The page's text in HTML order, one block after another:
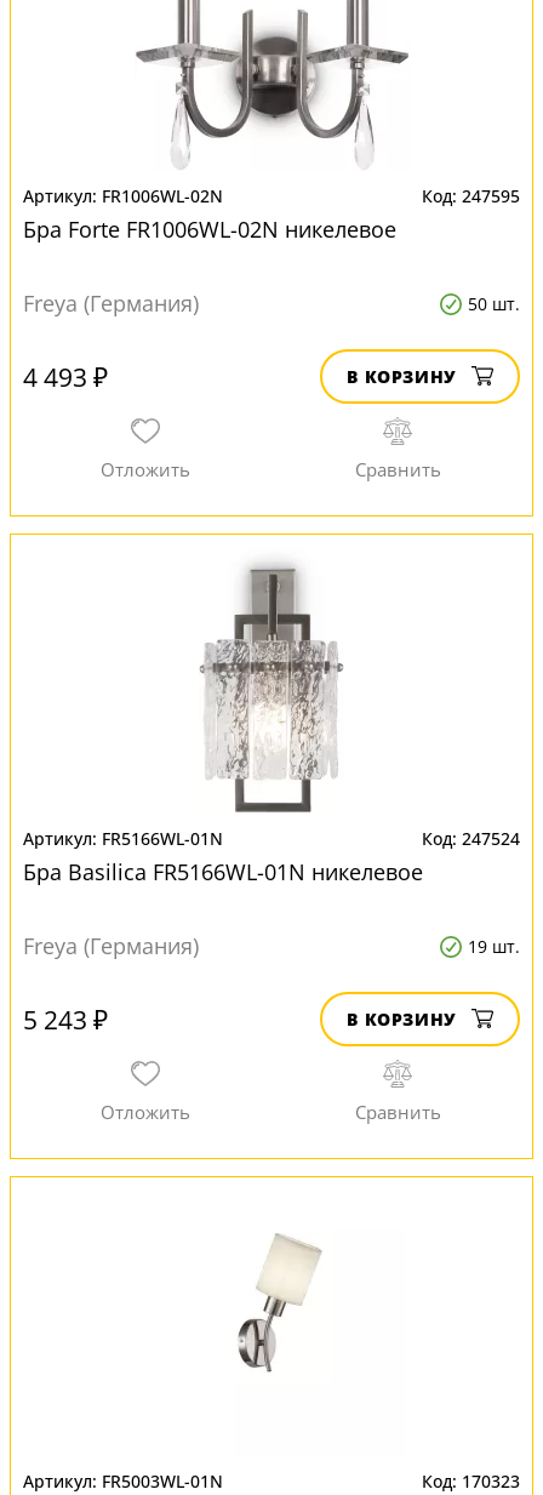
FR1006WL-02N 247595
Бра Forte FR1006WL-02N никелевое
Freya (Германия) 50 шт.
4 493 ₽ В КОРЗИНУ
FR5166WL-01N 247524
Бра Basilica FR5166WL-01N никелевое
Freya (Германия) 19 шт.
5 243 ₽ В КОРЗИНУ
FR5003WL-01N 170323